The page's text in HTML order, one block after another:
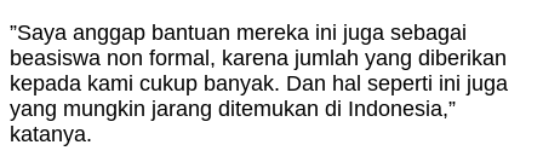
”Saya anggap bantuan mereka ini juga sebagai
beasiswa non formal, karena jumlah yang diberikan
kepada kami cukup banyak. Dan hal seperti ini juga
yang mungkin jarang ditemukan di Indonesia,”
katanya.